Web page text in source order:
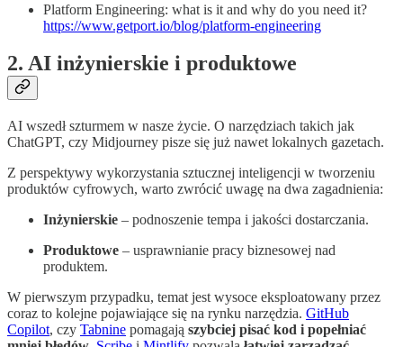
Platform Engineering: what is it and why do you need it?
https://www.getport.io/blog/platform-engineering
2. AI inżynierskie i produktowe
AI wszedł szturmem w nasze życie. O narzędziach takich jak
ChatGPT, czy Midjourney pisze się już nawet lokalnych gazetach.
Z perspektywy wykorzystania sztucznej inteligencji w tworzeniu
produktów cyfrowych, warto zwrócić uwagę na dwa zagadnienia:
Inżynierskie – podnoszenie tempa i jakości dostarczania.
Produktowe – usprawnianie pracy biznesowej nad
produktem.
W pierwszym przypadku, temat jest wysoce eksploatowany przez
coraz to kolejne pojawiające się na rynku narzędzia. GitHub
Copilot, czy Tabnine pomagają szybciej pisać kod i popełniać